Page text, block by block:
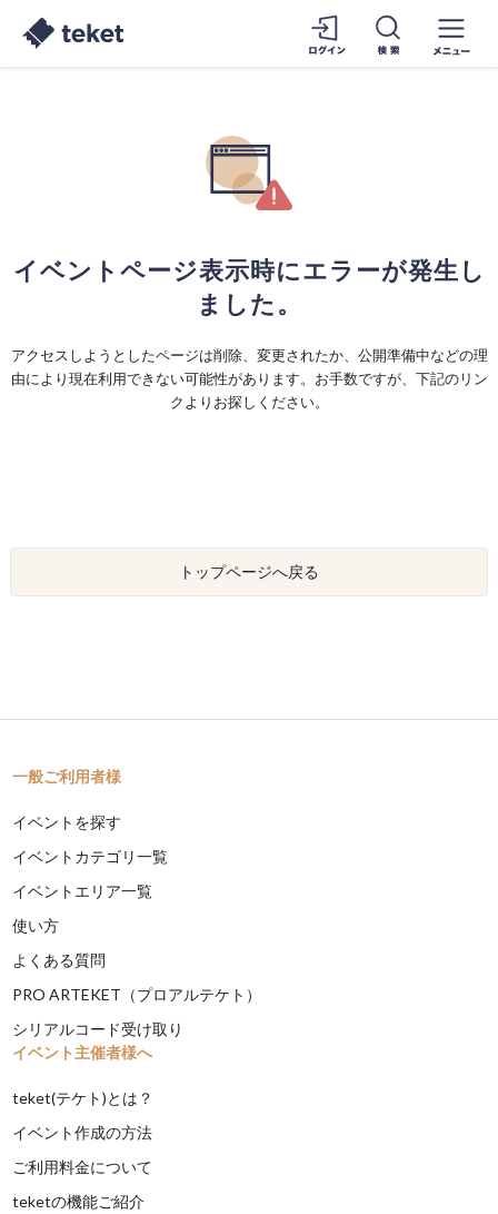
イベントページ表示時にエラーが発生し
ました。
アクセスしようとしたページは削除、変更されたか、公開準備中などの理
由により現在利用できない可能性があります。お手数ですが、下記のリン
クよりお探しください。
トップページへ戻る
一般ご利用者様
イベントを探す
イベントカテゴリ一覧
イベントエリア一覧
使い方
よくある質問
PRO ARTEKET（プロアルテケト）
シリアルコード受け取り
イベント主催者様へ
teket(テケト)とは？
イベント作成の方法
ご利用料金について
teketの機能ご紹介